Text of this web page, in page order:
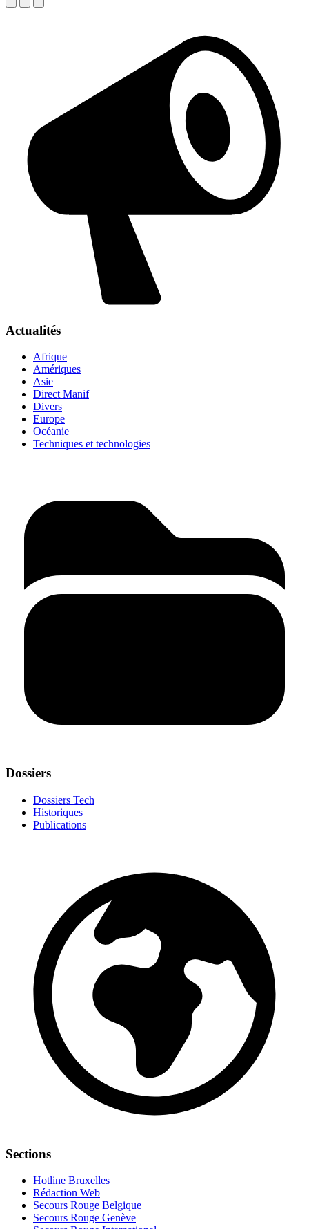
Actualités
Afrique
Amériques
Asie
Direct Manif
Divers
Europe
Océanie
Techniques et technologies
Dossiers
Dossiers Tech
Historiques
Publications
Sections
Hotline Bruxelles
Rédaction Web
Secours Rouge Belgique
Secours Rouge Genève